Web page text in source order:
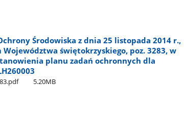
Środowiska z dnia 25 listopada 2014 r.,
świętokrzyskiego, poz. 3283, w
planu zadań ochronnych dla
5.20MB